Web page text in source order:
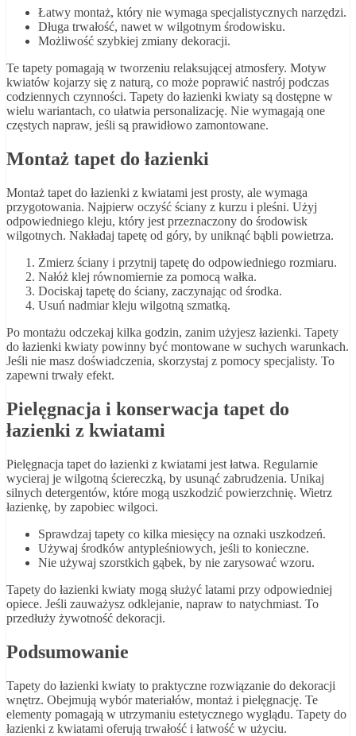
Łatwy montaż, który nie wymaga specjalistycznych narzędzi.
Długa trwałość, nawet w wilgotnym środowisku.
Możliwość szybkiej zmiany dekoracji.
Te tapety pomagają w tworzeniu relaksującej atmosfery. Motyw
kwiatów kojarzy się z naturą, co może poprawić nastrój podczas
codziennych czynności. Tapety do łazienki kwiaty są dostępne w
wielu wariantach, co ułatwia personalizację. Nie wymagają one
częstych napraw, jeśli są prawidłowo zamontowane.
Montaż tapet do łazienki
Montaż tapet do łazienki z kwiatami jest prosty, ale wymaga
przygotowania. Najpierw oczyść ściany z kurzu i pleśni. Użyj
odpowiedniego kleju, który jest przeznaczony do środowisk
wilgotnych. Nakładaj tapetę od góry, by uniknąć bąbli powietrza.
Zmierz ściany i przytnij tapetę do odpowiedniego rozmiaru.
Nałóż klej równomiernie za pomocą wałka.
Dociskaj tapetę do ściany, zaczynając od środka.
Usuń nadmiar kleju wilgotną szmatką.
Po montażu odczekaj kilka godzin, zanim użyjesz łazienki. Tapety
do łazienki kwiaty powinny być montowane w suchych warunkach.
Jeśli nie masz doświadczenia, skorzystaj z pomocy specjalisty. To
zapewni trwały efekt.
Pielęgnacja i konserwacja tapet do
łazienki z kwiatami
Pielęgnacja tapet do łazienki z kwiatami jest łatwa. Regularnie
wycieraj je wilgotną ściereczką, by usunąć zabrudzenia. Unikaj
silnych detergentów, które mogą uszkodzić powierzchnię. Wietrz
łazienkę, by zapobiec wilgoci.
Sprawdzaj tapety co kilka miesięcy na oznaki uszkodzeń.
Używaj środków antypleśniowych, jeśli to konieczne.
Nie używaj szorstkich gąbek, by nie zarysować wzoru.
Tapety do łazienki kwiaty mogą służyć latami przy odpowiedniej
opiece. Jeśli zauważysz odklejanie, napraw to natychmiast. To
przedłuży żywotność dekoracji.
Podsumowanie
Tapety do łazienki kwiaty to praktyczne rozwiązanie do dekoracji
wnętrz. Obejmują wybór materiałów, montaż i pielęgnację. Te
elementy pomagają w utrzymaniu estetycznego wyglądu. Tapety do
łazienki z kwiatami oferują trwałość i łatwość w użyciu.